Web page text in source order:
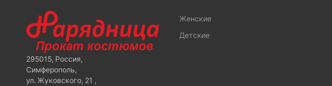
295015, Россия,
Симферополь,
ул. Жуковского, 21 ,
Женские
Детские